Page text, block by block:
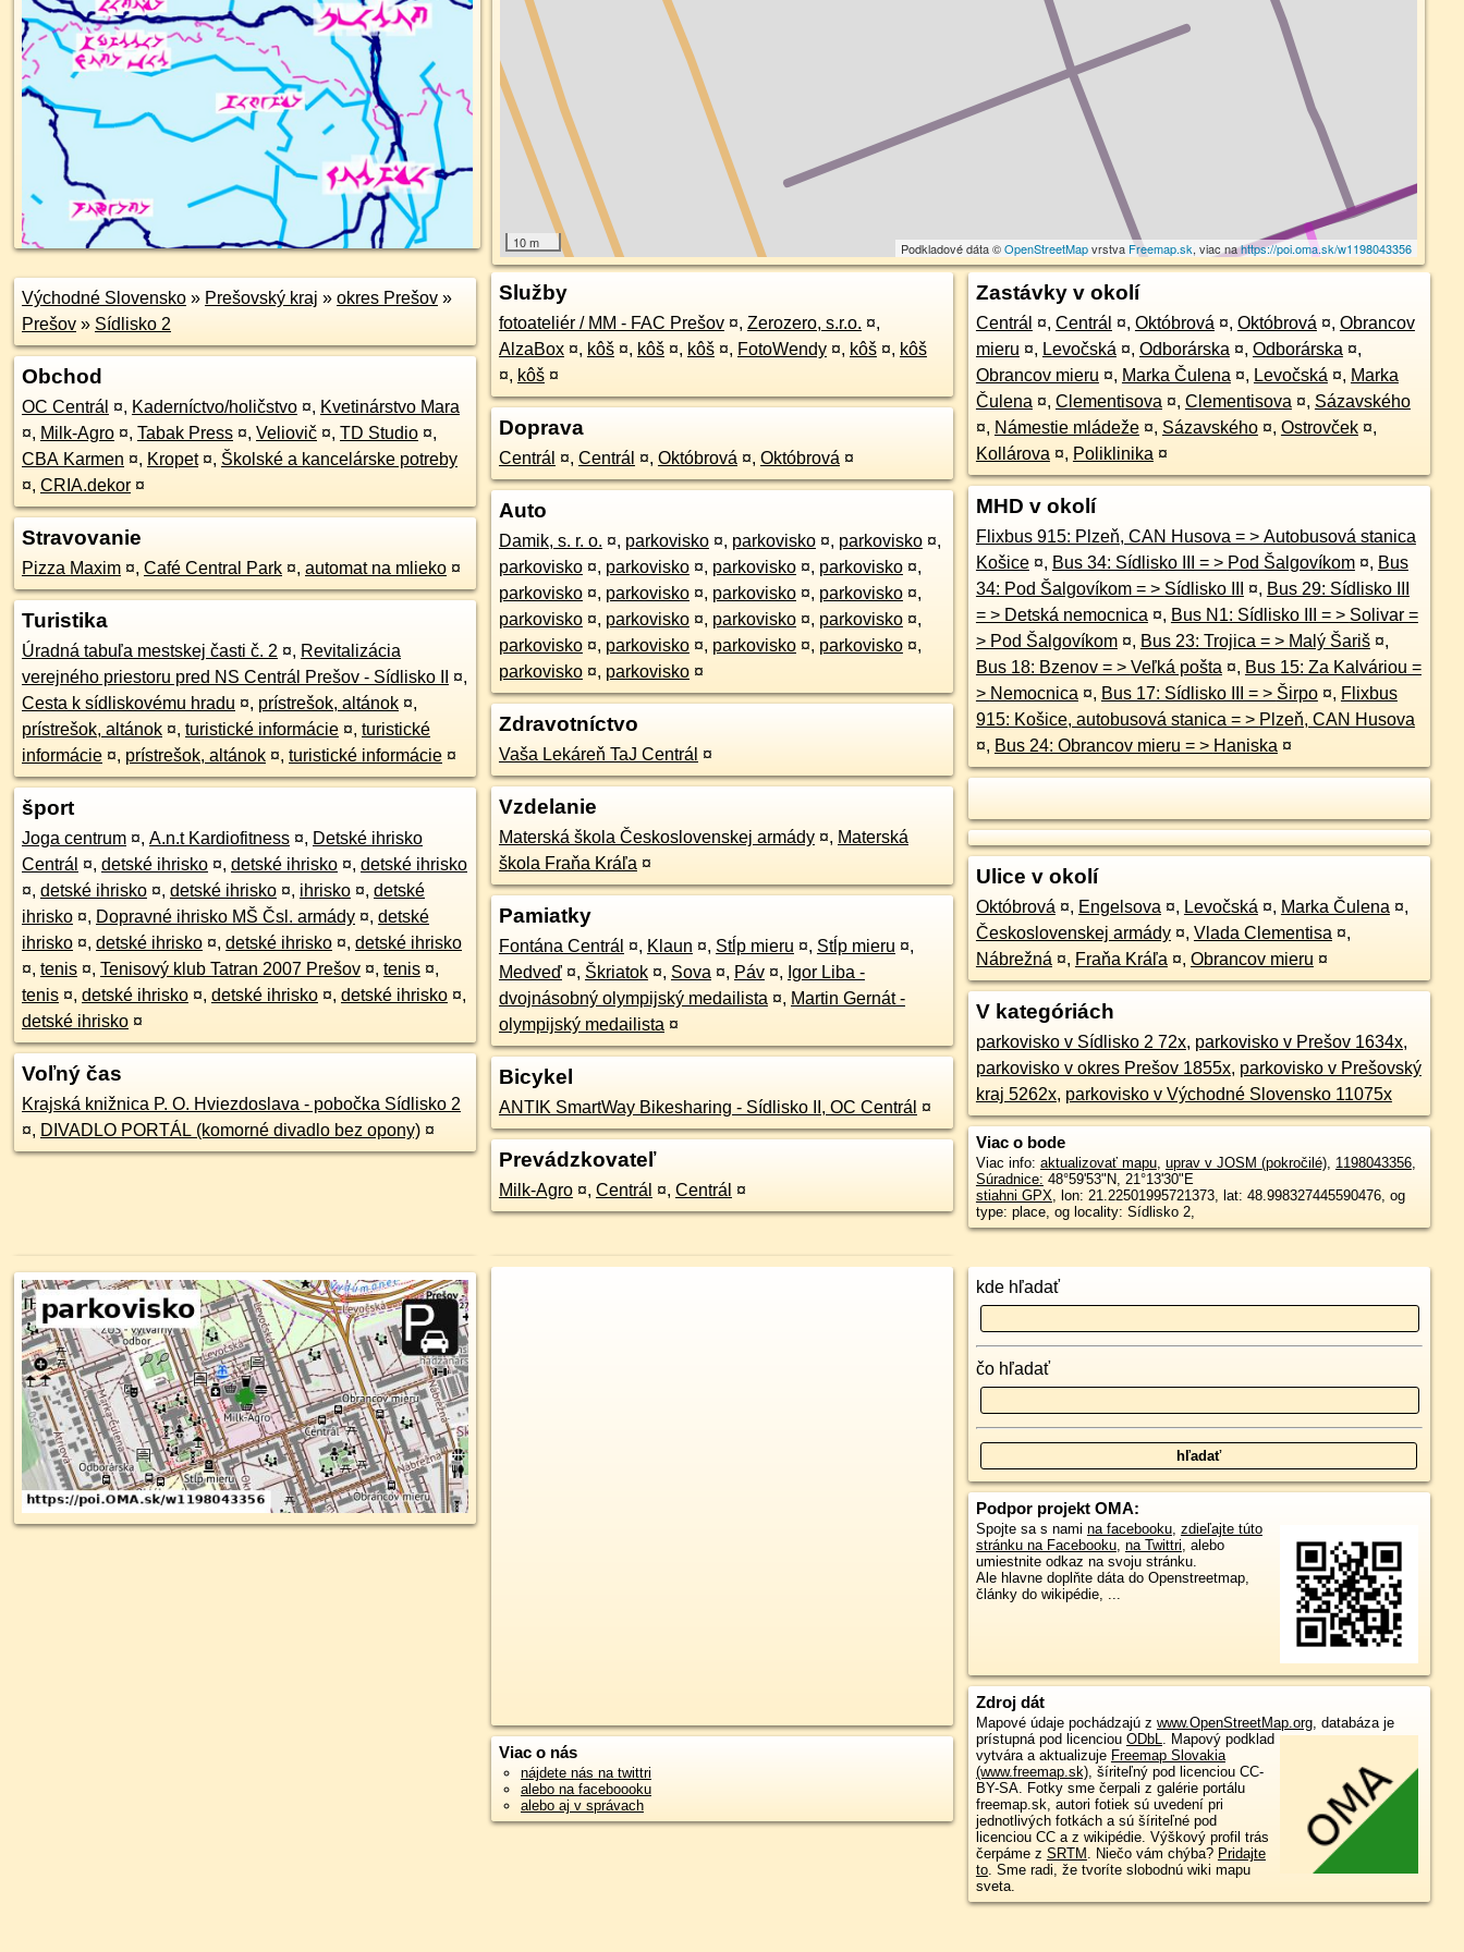
10 m Podkladové dáta ©OpenStreetMapvrstva Freemap.sk, viac nahttps://poi.oma.sk/w1198043356
Východné Slovensko » Prešovský kraj » okres Prešov »
Prešov » Sídlisko 2
Obchod
OC Centrál ¤, Kaderníctvo/holičstvo ¤, Kvetinárstvo Mara
¤, Milk-Agro ¤, Tabak Press ¤, Veliovič ¤, TD Studio ¤,
CBA Karmen ¤, Kropet ¤, Školské a kancelárske potreby
¤, CRIA.dekor ¤
Stravovanie
Pizza Maxim ¤, Café Central Park ¤, automat na mlieko ¤
Turistika
Úradná tabuľa mestskej časti č. 2 ¤, Revitalizácia
verejného priestoru pred NS Centrál Prešov - Sídlisko II
¤,
Cesta k sídliskovému hradu ¤, prístrešok, altánok ¤,
prístrešok, altánok ¤, turistické informácie ¤, turistické
informácie ¤, prístrešok, altánok ¤, turistické informácie ¤
šport
Joga centrum ¤, A.n.t Kardiofitness ¤, Detské ihrisko
Centrál ¤, detské ihrisko ¤, detské ihrisko ¤, detské ihrisko
¤, detské ihrisko ¤, detské ihrisko ¤, ihrisko ¤, detské
ihrisko ¤, Dopravné ihrisko MŠ Čsl. armády ¤, detské
ihrisko ¤, detské ihrisko ¤, detské ihrisko ¤, detské ihrisko
¤, tenis ¤, Tenisový klub Tatran 2007 Prešov ¤, tenis ¤,
tenis ¤, detské ihrisko ¤, detské ihrisko ¤, detské ihrisko ¤,
detské ihrisko ¤
Voľný čas
Krajská knižnica P. O. Hviezdoslava - pobočka Sídlisko 2
¤, DIVADLO PORTÁL (komorné divadlo bez opony) ¤
Služby
fotoateliér / MM - FAC Prešov ¤, Zerozero, s.r.o. ¤,
AlzaBox ¤, kôš ¤, kôš ¤, kôš ¤, FotoWendy ¤, kôš ¤, kôš
¤, kôš ¤
Doprava
Centrál ¤, Centrál ¤, Októbrová ¤, Októbrová ¤
Auto
Damik, s. r. o. ¤, parkovisko ¤, parkovisko ¤, parkovisko ¤,
parkovisko ¤, parkovisko ¤, parkovisko ¤, parkovisko ¤,
parkovisko ¤, parkovisko ¤, parkovisko ¤, parkovisko ¤,
parkovisko ¤, parkovisko ¤, parkovisko ¤, parkovisko ¤,
parkovisko ¤, parkovisko ¤, parkovisko ¤, parkovisko ¤,
parkovisko ¤, parkovisko ¤
Zdravotníctvo
Vaša Lekáreň TaJ Centrál ¤
Vzdelanie
Materská škola Československej armády ¤, Materská
škola Fraňa Kráľa ¤
Pamiatky
Fontána Centrál ¤, Klaun ¤, Stĺp mieru ¤, Stĺp mieru ¤,
Medveď ¤, Škriatok ¤, Sova ¤, Páv ¤, Igor Liba -
dvojnásobný olympijský medailista ¤, Martin Gernát -
olympijský medailista ¤
Bicykel
ANTIK SmartWay Bikesharing - Sídlisko II, OC Centrál ¤
Prevádzkovateľ
Milk-Agro ¤, Centrál ¤, Centrál ¤
Zastávky v okolí
Centrál ¤, Centrál ¤, Októbrová ¤, Októbrová ¤, Obrancov
mieru ¤, Levočská ¤, Odborárska ¤, Odborárska ¤,
Obrancov mieru ¤, Marka Čulena ¤, Levočská ¤, Marka
Čulena ¤, Clementisova ¤, Clementisova ¤, Sázavského
¤, Námestie mládeže ¤, Sázavského ¤, Ostrovček ¤,
Kollárova ¤, Poliklinika ¤
MHD v okolí
Flixbus 915: Plzeň, CAN Husova = > Autobusová stanica
Košice ¤, Bus 34: Sídlisko III = > Pod Šalgovíkom ¤, Bus
34: Pod Šalgovíkom = > Sídlisko III
¤, Bus 29: Sídlisko III
= > Detská nemocnica ¤, Bus N1: Sídlisko III = > Solivar =
> Pod Šalgovíkom ¤, Bus 23: Trojica = > Malý Šariš ¤,
Bus 18: Bzenov = > Veľká pošta ¤, Bus 15: Za Kalváriou =
> Nemocnica ¤, Bus 17: Sídlisko III = > Širpo ¤, Flixbus
915: Košice, autobusová stanica = > Plzeň, CAN Husova
¤, Bus 24: Obrancov mieru = > Haniska ¤
Ulice v okolí
Októbrová ¤, Engelsova ¤, Levočská ¤, Marka Čulena ¤,
Československej armády ¤, Vlada Clementisa ¤,
Nábrežná ¤, Fraňa Kráľa ¤, Obrancov mieru ¤
V kategóriách
parkovisko v Sídlisko 2 72x, parkovisko v Prešov 1634x,
parkovisko v okres Prešov 1855x, parkovisko v Prešovský
kraj 5262x, parkovisko v Východné Slovensko 11075x
Viac o bode
Viac info: aktualizovať mapu, uprav v JOSM (pokročilé), 1198043356,
Súradnice: 48°59'53"N, 21°13'30"E
stiahni GPX, lon: 21.22501995721373, lat: 48.998327445590476, og
type: place, og locality: Sídlisko 2,
Viac o nás
nájdete nás na twittri
alebo na faceboooku
alebo aj v správach
kde hľadať
čo hľadať
Podpor projekt OMA:
Spojte sa s nami na facebooku, zdieľajte túto
stránku na Facebooku, na Twittri, alebo
umiestnite odkaz na svoju stránku.
Ale hlavne doplňte dáta do Openstreetmap,
články do wikipédie, ...
Zdroj dát
Mapové údaje pochádzajú z www.OpenStreetMap.org, databáza je
prístupná pod licenciou ODbL. Mapový podklad
vytvára a aktualizuje Freemap Slovakia
(www.freemap.sk), šíriteľný pod licenciou CC-
BY-SA. Fotky sme čerpali z galérie portálu
freemap.sk, autori fotiek sú uvedení pri
jednotlivých fotkách a sú šíriteľné pod
licenciou CC a z wikipédie. Výškový profil trás
čerpáme z SRTM . Niečo vám chýba? Pridajte
to. Sme radi, že tvoríte slobodnú wiki mapu
sveta.